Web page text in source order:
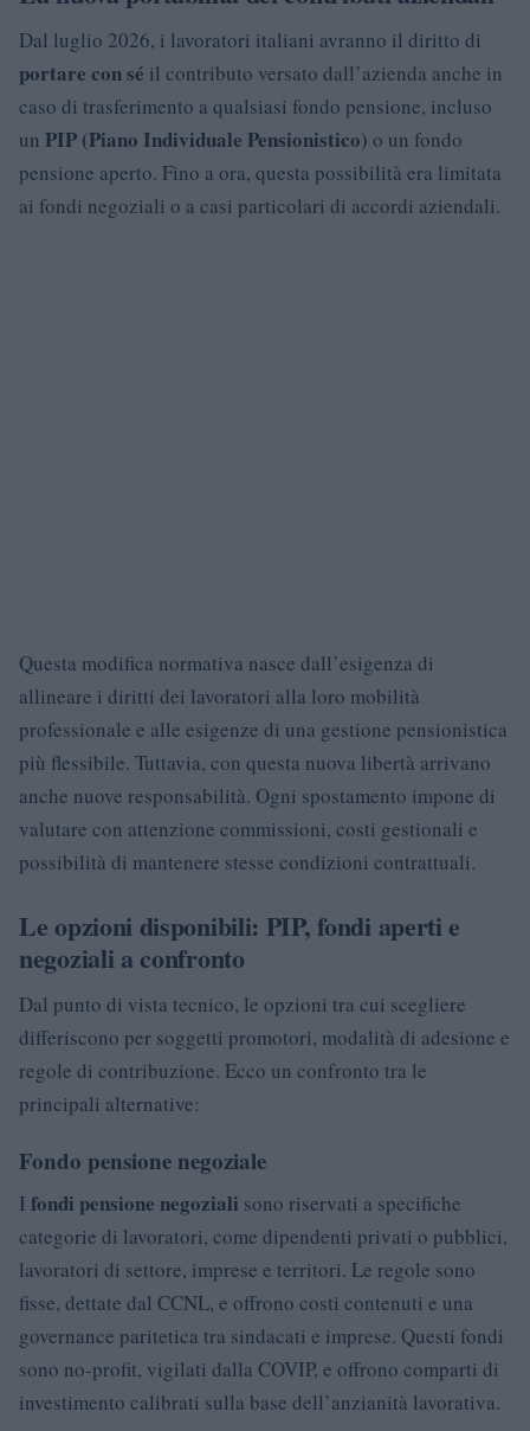
Dal luglio 2026, i lavoratori italiani avranno il diritto di
portare con sé il contributo versato dall’azienda anche in
caso di trasferimento a qualsiasi fondo pensione, incluso
un PIP (Piano Individuale Pensionistico) o un fondo
pensione aperto. Fino a ora, questa possibilità era limitata
ai fondi negoziali o a casi particolari di accordi aziendali.
Questa modifica normativa nasce dall’esigenza di
allineare i diritti dei lavoratori alla loro mobilità
professionale e alle esigenze di una gestione pensionistica
più flessibile. Tuttavia, con questa nuova libertà arrivano
anche nuove responsabilità. Ogni spostamento impone di
valutare con attenzione commissioni, costi gestionali e
possibilità di mantenere stesse condizioni contrattuali.
Le opzioni disponibili: PIP, fondi aperti e
negoziali a confronto
Dal punto di vista tecnico, le opzioni tra cui scegliere
differiscono per soggetti promotori, modalità di adesione e
regole di contribuzione. Ecco un confronto tra le
principali alternative:
Fondo pensione negoziale
I fondi pensione negoziali sono riservati a specifiche
categorie di lavoratori, come dipendenti privati o pubblici,
lavoratori di settore, imprese e territori. Le regole sono
fisse, dettate dal CCNL, e offrono costi contenuti e una
governance paritetica tra sindacati e imprese. Questi fondi
sono no-profit, vigilati dalla COVIP, e offrono comparti di
investimento calibrati sulla base dell’anzianità lavorativa.